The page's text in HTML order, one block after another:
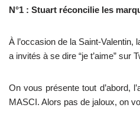
N°1 : Stuart réconcilie les
À l’occasion de la Saint-
a invités à se dire “je t’aime” sur
On vous présente tout d’abord,
MASCI. Alors pas de jaloux, on